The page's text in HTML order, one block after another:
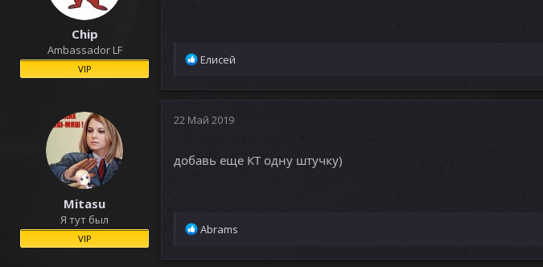
Chip
Ambassador LF
VIP
Р
а
ц
:
Елисей
Mitasu
Я тут был
VIP
22 Май 2019
добавь еще КТ одну штучку)
Р
а
Abrams